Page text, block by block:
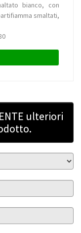
bianco, con
smaltati,
ulteriori